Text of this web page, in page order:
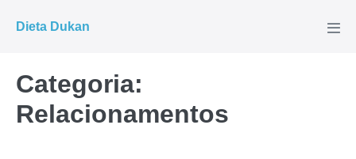
para
conteúdo
Dieta Dukan
Categoria:
Relacionamentos